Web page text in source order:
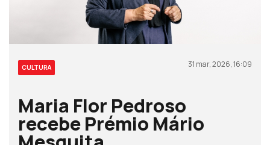
CULTURA 31 mar, 2026, 16:09
Maria Flor Pedroso
recebe Prémio Mário